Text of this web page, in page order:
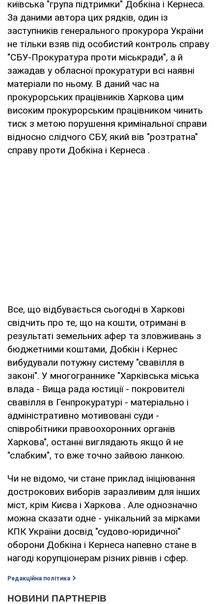
київська "група підтримки" Добкіна і Кернеса.
За даними автора цих рядків, один із
заступників генерального прокурора України
не тільки взяв під особистий контроль справу
"СБУ-Прокуратура проти міськради", а й
зажадав у обласної прокуратури всі наявні
матеріали по ньому. В даний час на
прокурорських працівників Харкова цим
високим прокурорським працівником чинить
тиск з метою порушення кримінальної справи
відносно слідчого СБУ, який вів "розтратна"
справу проти Добкіна і Кернеса .
Все, що відбувається сьогодні в Харкові
свідчить про те, що на кошти, отримані в
результаті земельних афер та зловживань з
бюджетними коштами, Добкін і Кернес
вибудували потужну систему "свавілля в
законі". У многограннике "Харківська міська
влада - Вища рада юстиції - покровителі
свавілля в Генпрокуратурі - матеріально і
адміністративно мотивовані суди -
співробітники правоохоронних органів
Харкова", останні виглядають якщо й не
"слабким", то вже точно зайвою ланкою.
Чи не відомо, чи стане приклад ініціювання
дострокових виборів заразливим для інших
міст, крім Києва і Харкова . Але однозначно
можна сказати одне - унікальний за мірками
КПК України досвід "судово-юридичної"
оборони Добкіна і Кернеса напевно стане в
нагоді корупціонерам різних рівнів і сфер.
Редакційна політика